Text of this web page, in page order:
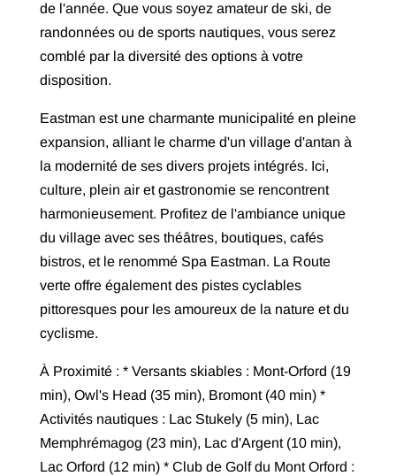
de l'année. Que vous soyez amateur de ski, de
randonnées ou de sports nautiques, vous serez
comblé par la diversité des options à votre
disposition.
Eastman est une charmante municipalité en pleine
expansion, alliant le charme d'un village d'antan à
la modernité de ses divers projets intégrés. Ici,
culture, plein air et gastronomie se rencontrent
harmonieusement. Profitez de l'ambiance unique
du village avec ses théâtres, boutiques, cafés
bistros, et le renommé Spa Eastman. La Route
verte offre également des pistes cyclables
pittoresques pour les amoureux de la nature et du
cyclisme.
À Proximité : * Versants skiables : Mont-Orford (19
min), Owl's Head (35 min), Bromont (40 min) *
Activités nautiques : Lac Stukely (5 min), Lac
Memphrémagog (23 min), Lac d'Argent (10 min),
Lac Orford (12 min) * Club de Golf du Mont Orford :